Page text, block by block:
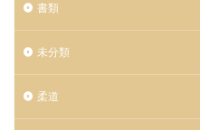
書類
未分類
柔道